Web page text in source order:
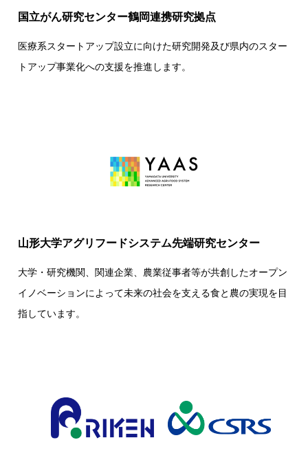
国立がん研究センター鶴岡連携研究拠点
医療系スタートアップ設立に向けた研究開発及び県内のスター
トアップ事業化への支援を推進します。
山形大学アグリフードシステム先端研究センター
大学・研究機関、関連企業、農業従事者等が共創したオープン
イノベーションによって未来の社会を支える食と農の実現を目
指しています。